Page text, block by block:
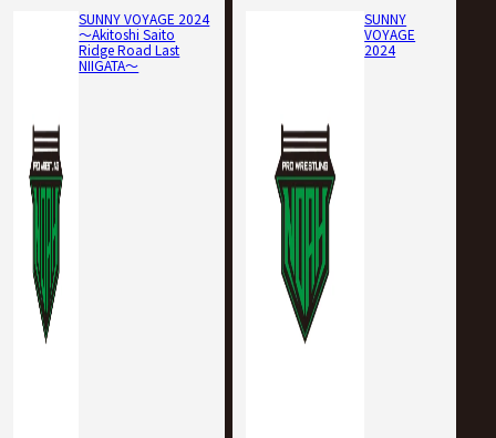
SUNNY VOYAGE 2024
〜Akitoshi Saito
Ridge Road Last
NIIGATA〜
SUNNY
VOYAGE
2024